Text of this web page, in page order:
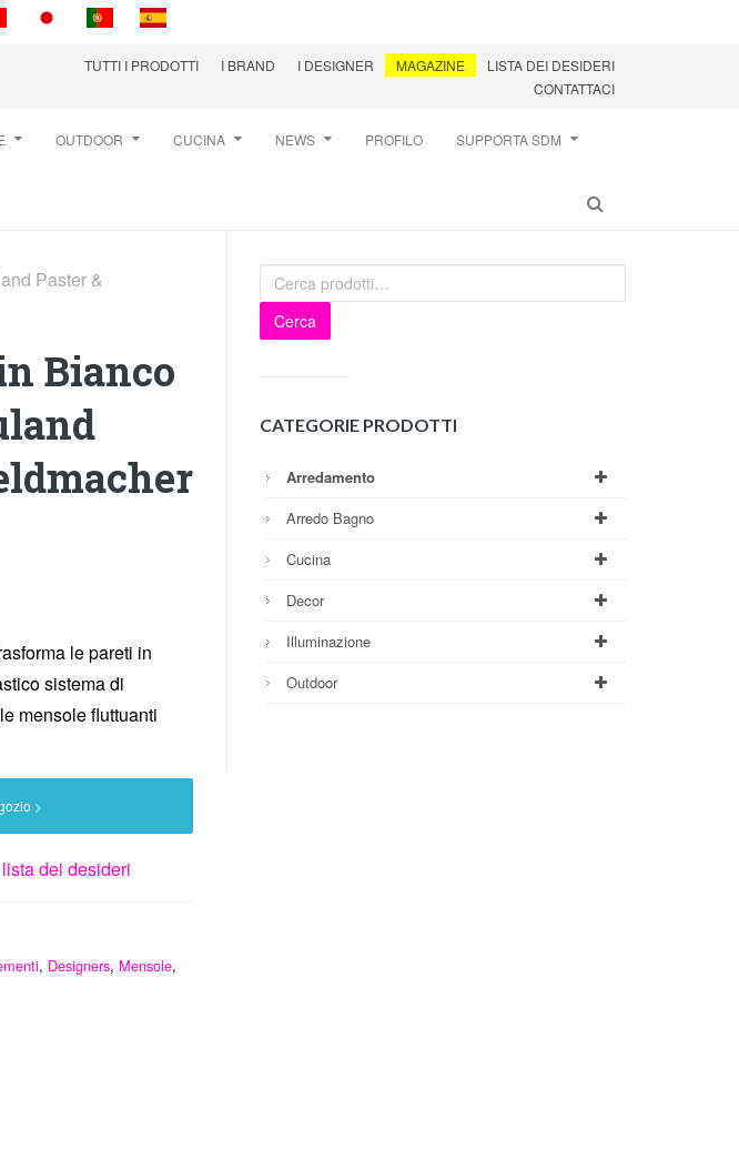
TUTTI I PRODOTTI I BRAND I DESIGNER MAGAZINE
LISTA DEI DESIDERI
CONTATTACI
OUTDOOR CUCINA NEWS PROFILO SUPPORTA SDM
Paster &
Bianco
le pareti in
sistema di
mensole fluttuanti
>
dei desideri
, Designers, Mensole,
Cerca
CATEGORIE PRODOTTI
Arredamento
Arredo Bagno
Cucina
Decor
Illuminazione
Outdoor